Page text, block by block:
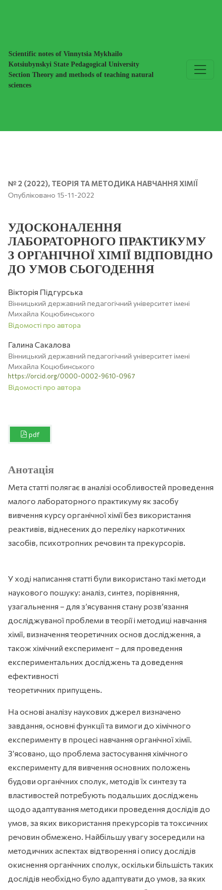
Scientific notes of Vinnytsia Mykhailo
Kotsiubynskyi State Pedagogical University
Section Theory and methods of teaching natural
sciences
№ 2 (2022), ТЕОРІЯ ТА МЕТОДИКА НАВЧАННЯ ХІМІЇ
УДОСКОНАЛЕННЯ
ЛАБОРАТОРНОГО ПРАКТИКУМУ
З ОРГАНІЧНОЇ ХІМІЇ ВІДПОВІДНО
ДО УМОВ СЬОГОДЕННЯ
Опубліковано 15-11-2022
Вікторія Підгурська
Вінницький державний педагогічний університет імені
Михайла Коцюбинського
Відомості про автора
Галина Сакалова
Вінницький державний педагогічний університет імені
Михайла Коцюбинського
https://orcid.org/0000-0002-9610-0967
Відомості про автора
pdf
Анотація
Мета статті полягає в аналізі особливостей проведення
малого лабораторного практикуму як засобу
вивчення курсу органічної хімії без використання
реактивів, віднесених до переліку наркотичних
засобів, психотропних речовин та прекурсорів.
У ході написання статті були використано такі методи
наукового пошуку: аналіз, синтез, порівняння,
узагальнення − для з’ясування стану розв’язання
досліджуваної проблеми в теорії і методиці навчання
хімії, визначення теоретичних основ дослідження, а
також хімічний експеримент − для проведення
експериментальних досліджень та доведення
ефективності
теоретичних припущень.
На основі аналізу наукових джерел визначено
завдання, основні функції та вимоги до хімічного
експерименту в процесі навчання органічної хімії.
З’ясовано, що проблема застосування хімічного
експерименту для вивчення основних положень
будови органічних сполук, методів їх синтезу та
властивостей потребують подальших досліджень
щодо адаптування методики проведення дослідів до
умов, за яких використання прекурсорів та токсичних
речовин обмежено. Найбільшу увагу зосередили на
методичних аспектах відтворення і опису дослідів
окиснення органічних сполук, оскільки більшість таких
дослідів необхідно було адаптувати до умов, за яких